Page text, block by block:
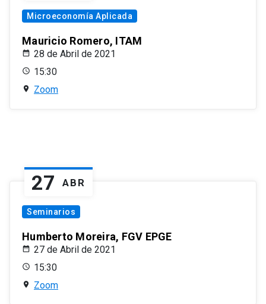
Microeconomía Aplicada
Mauricio Romero, ITAM
28 de Abril de 2021
15:30
Zoom
27 ABR
Seminarios
Humberto Moreira, FGV EPGE
27 de Abril de 2021
15:30
Zoom